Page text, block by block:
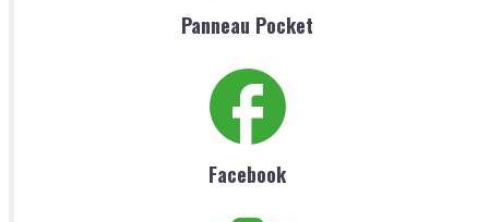
Panneau Pocket
Facebook